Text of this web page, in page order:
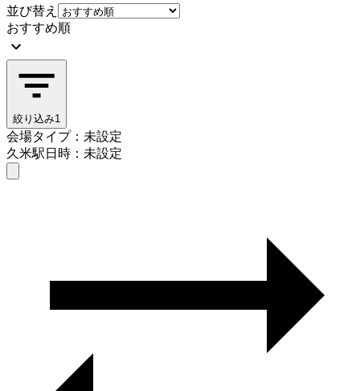
並び替え
おすすめ順
絞り込み1
会場タイプ：未設定
久米駅日時：未設定